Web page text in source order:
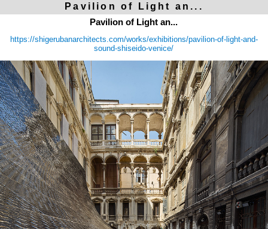
Pavilion of Light an...
Pavilion of Light an...
https://shigerubanarchitects.com/works/exhibitions/pavilion-of-light-and-
sound-shiseido-venice/